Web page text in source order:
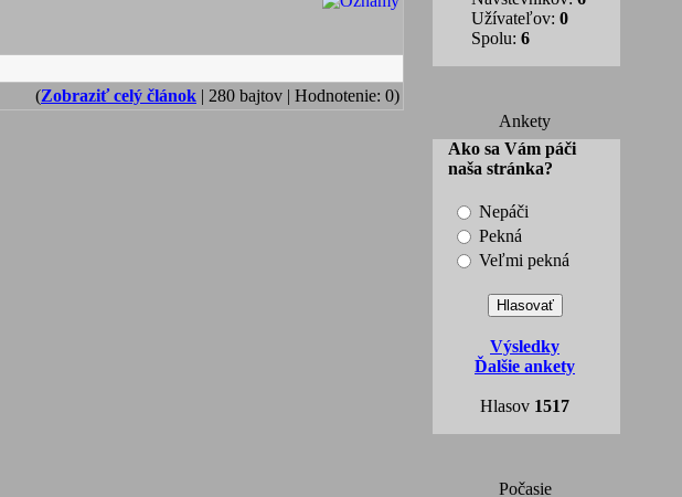
(Zobraziť celý článok | 280 bajtov | Hodnotenie: 0)
Užívateľov: 0
Spolu: 6
Ankety
Ako sa Vám páči
naša stránka?
Nepáči
Pekná
Veľmi pekná
Výsledky
Ďalšie ankety
Hlasov 1517
Počasie